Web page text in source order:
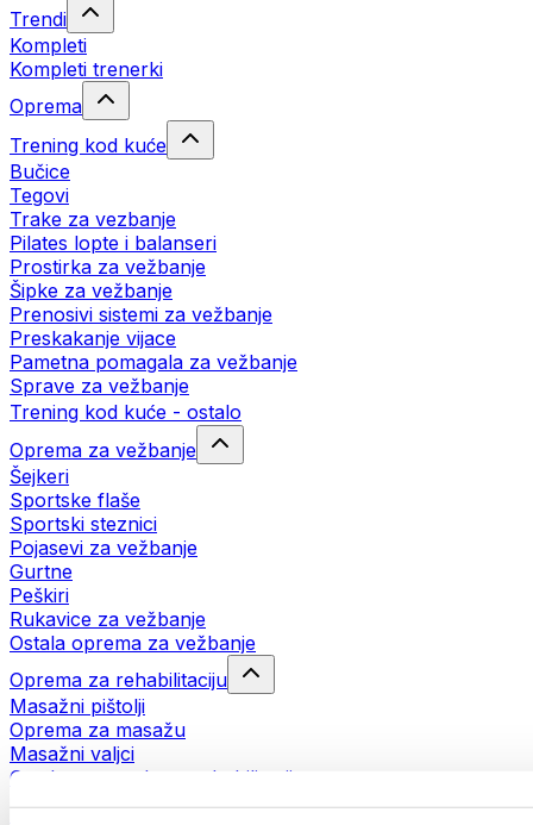
Trendi
Kompleti
Kompleti trenerki
Oprema
Trening kod kuće
Bučice
Tegovi
Trake za vezbanje
Pilates lopte i balanseri
Prostirka za vežbanje
Šipke za vežbanje
Prenosivi sistemi za vežbanje
Preskakanje vijace
Pametna pomagala za vežbanje
Sprave za vežbanje
Trening kod kuće - ostalo
Oprema za vežbanje
Šejkeri
Sportske flaše
Sportski steznici
Pojasevi za vežbanje
Gurtne
Peškiri
Rukavice za vežbanje
Ostala oprema za vežbanje
Oprema za rehabilitaciju
Masažni pištolji
Oprema za masažu
Masažni valjci
Ostala pomagala za rehabilitaciju
Torbe i rančevi